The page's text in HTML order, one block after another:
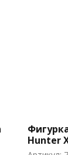
Hunter
(1565)